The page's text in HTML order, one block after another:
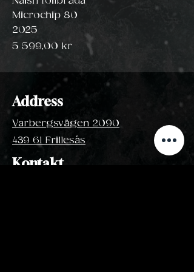
Microchip 80
2025
Pris
5 599,00 kr
Address
Varbergsvägen 2090
439 61 Frillesås
Kontakt